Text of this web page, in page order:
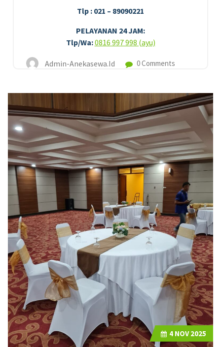
Tlp : 021 – 89090221
PELAYANAN 24 JAM:
Tlp/Wa:0816 997 998 (ayu)
Admin-Anekasewa.id 0 Comments
4 NOV 2025